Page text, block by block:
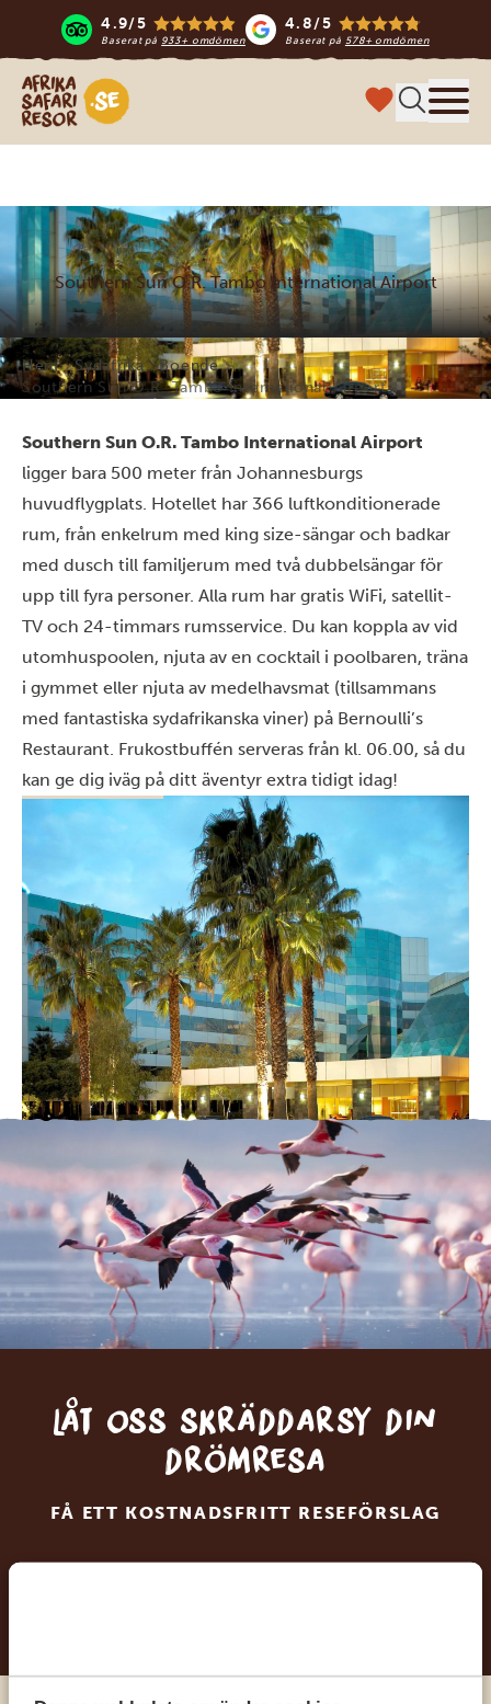
4.9/5
Baserat på 933+ omdömen
4.8/5
Baserat på 578+ omdömen
Safari-resor i Afrika
Southern Sun O.R. Tambo International Airport
Hem Sydafrika
Boende
Southern Sun O.R. Tambo International Airport
Southern Sun O.R. Tambo International Airport
ligger bara 500 meter från Johannesburgs
huvudflygplats. Hotellet har 366 luftkonditionerade
rum, från enkelrum med king size-sängar och badkar
med dusch till familjerum med två dubbelsängar för
upp till fyra personer. Alla rum har gratis WiFi, satellit-
TV och 24-timmars rumsservice. Du kan koppla av vid
utomhuspoolen, njuta av en cocktail i poolbaren, träna
i gymmet eller njuta av medelhavsmat (tillsammans
med fantastiska sydafrikanska viner) på Bernoulli’s
Restaurant. Frukostbuffén serveras från kl. 06.00, så du
kan ge dig iväg på ditt äventyr extra tidigt idag!
Låt oss skräddarsy din
drömresa
FÅ ETT KOSTNADSFRITT RESEFÖRSLAG